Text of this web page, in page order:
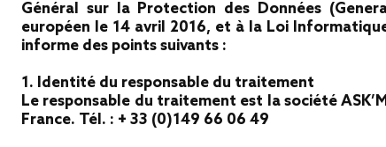
Général sur la Protection des Données
européen le 14 avril 2016, et à la Loi
informe des points suivants :
1. Identité du responsable du traitement
Le responsable du traitement est la société
France. Tél. : + 33 (0)149 66 06 49